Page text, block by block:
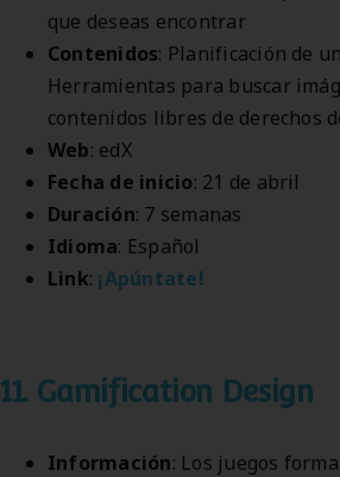
que deseas encontrar
Contenidos: Planificación de
Herramientas para buscar
contenidos libres de derechos
Web: edX
Fecha de inicio: 21 de abril
Duración: 7 semanas
Idioma: Español
Link: ¡Apúntate!
11. Gamification Design
Información: Los juegos